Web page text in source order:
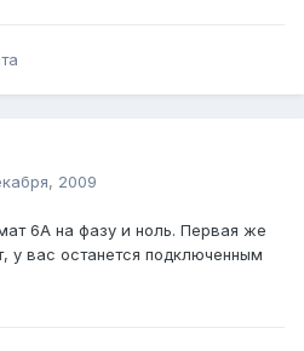
2009
6А на фазу и ноль. Первая же
у вас останется подключенным